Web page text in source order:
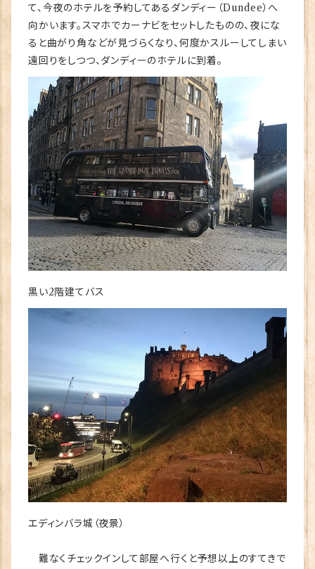
て、今夜のホテルを予約してあるダンディー（Dundee）へ
向かいます。スマホでカーナビをセットしたものの、夜にな
ると曲がり角などが見づらくなり、何度かスルーしてしまい
遠回りをしつつ、ダンディーのホテルに到着。
黒い2階建てバス
エディンバラ城（夜景）
難なくチェックインして部屋へ行くと予想以上のすてきで